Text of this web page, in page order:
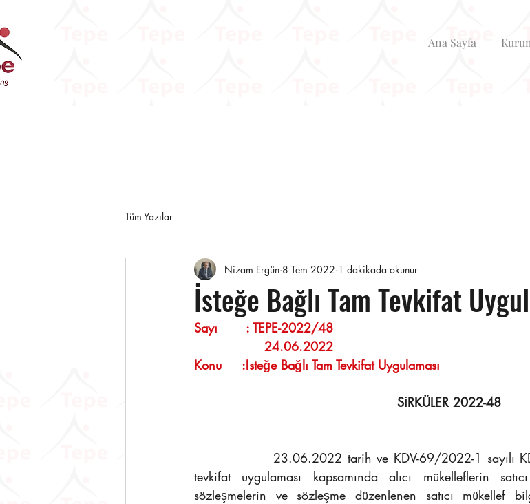
Ana Sayfa
Tüm Yazılar
İsteğe Bağlı Tam Tevkifat
Nizam Ergün 8 Tem 2022 1 dakikada okunur
Sayı       :
                 24.06.2022
Konu     :İsteğe Bağlı Tam Tevkifat Uygulaması
SİRKÜLER 2022-48
tevkifat uygulaması kapsamında alıcı mükelleflerin
sözleşmelerin ve sözleşme düzenlenen satıcı mükellef